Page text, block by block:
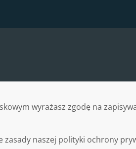
wyrażasz zgodę na
naszej polityki ochrony